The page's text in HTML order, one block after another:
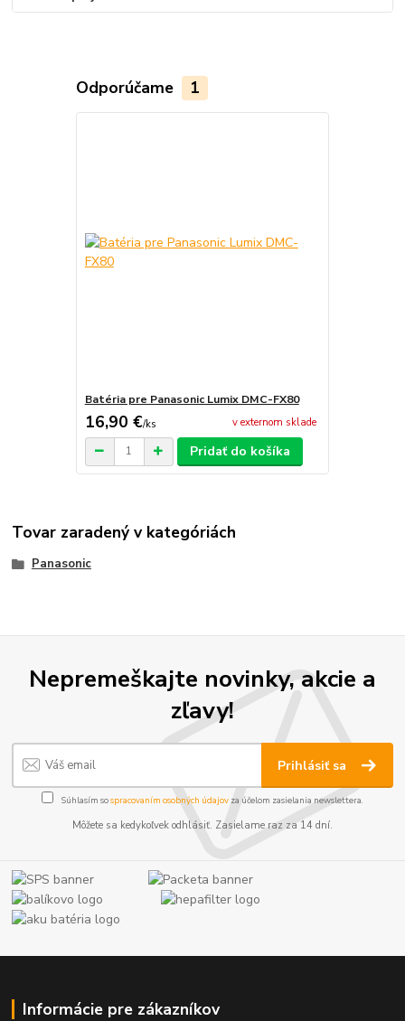
Odporúčame 1
Batéria pre Panasonic Lumix DMC-FX80
16,90 €/ks v externom sklade
Pridať do košíka
Tovar zaradený v kategóriách
Panasonic
Nepremeškajte novinky, akcie a
zľavy!
Prihlásiť sa
Súhlasím sospracovaním osobných údajov za účelom zasielania newslettera.
Môžete sa kedykoľvek odhlásiť. Zasielame raz za 14 dní.
Informácie pre zákazníkov